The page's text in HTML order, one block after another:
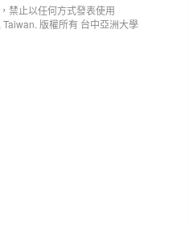
禁止以任何方式發表使用
版權所有 台中亞洲大學